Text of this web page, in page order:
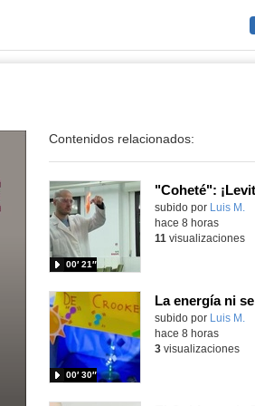
Contenidos relacionados:
Contenido educativo.
subido por Luis M.
00′ 21″
hace 8 horas
11 visualizaciones
Contenido educativo.
subido por Luis M.
00′ 30″
hace 8 horas
3visualizaciones